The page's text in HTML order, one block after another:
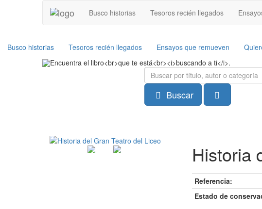
Busco historias Tesoros recién llegados
Busco historias Tesoros recién llegados Ensayos que remueven
En
Buscar
Historia
Referencia:
Estado de